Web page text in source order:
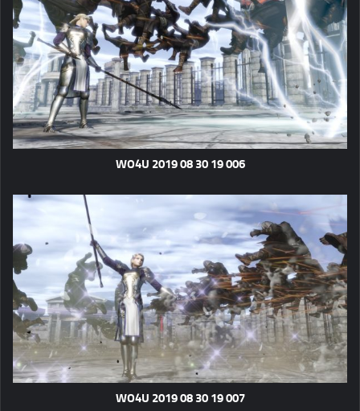
WO4U 2019 08 30 19 006
WO4U 2019 08 30 19 007